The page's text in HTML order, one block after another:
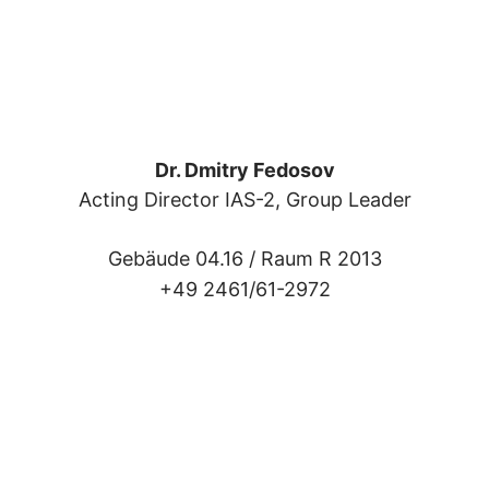
Dr. Dmitry Fedosov
Acting Director IAS-2, Group Leader
Gebäude 04.16 / Raum R 2013
+49 2461/61-2972